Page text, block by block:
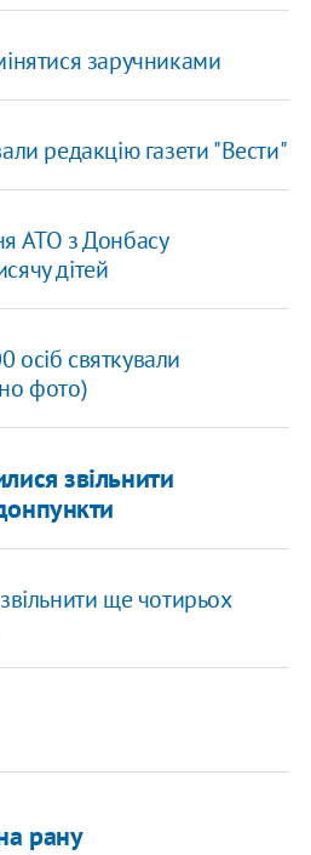
заручниками
редакцію газети "Вести"
АТО з Донбасу
дітей
осіб святкували
фото)
звільнити
ще чотирьох
рану